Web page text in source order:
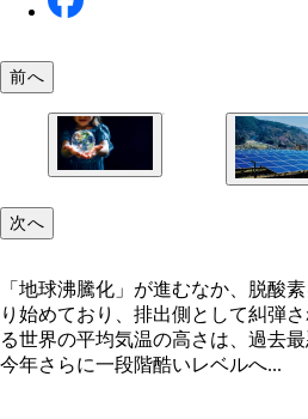
「地球沸騰化」が進む
す高まり始めており、
前へ
次へ
「地球沸騰化」が進むなか、脱酸
り始めており、排出側として糾弾
る世界の平均気温の高さは、過去最
今年さらに一段階酷いレベルへ...